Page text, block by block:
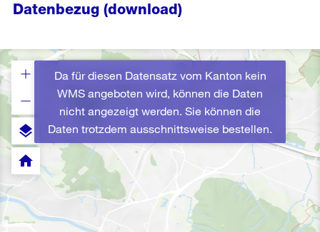
Datenbezug (download)
Da für diesen Datensatz vom Kanton kein
WMS angeboten wird, können die Daten
nicht angezeigt werden. Sie können die
Daten trotzdem ausschnittsweise bestellen.
layers
home